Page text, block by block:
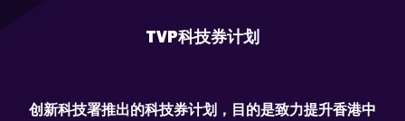
TVP科技券计划
创新科技署推出的科技券计划，目的是致力提升香港中